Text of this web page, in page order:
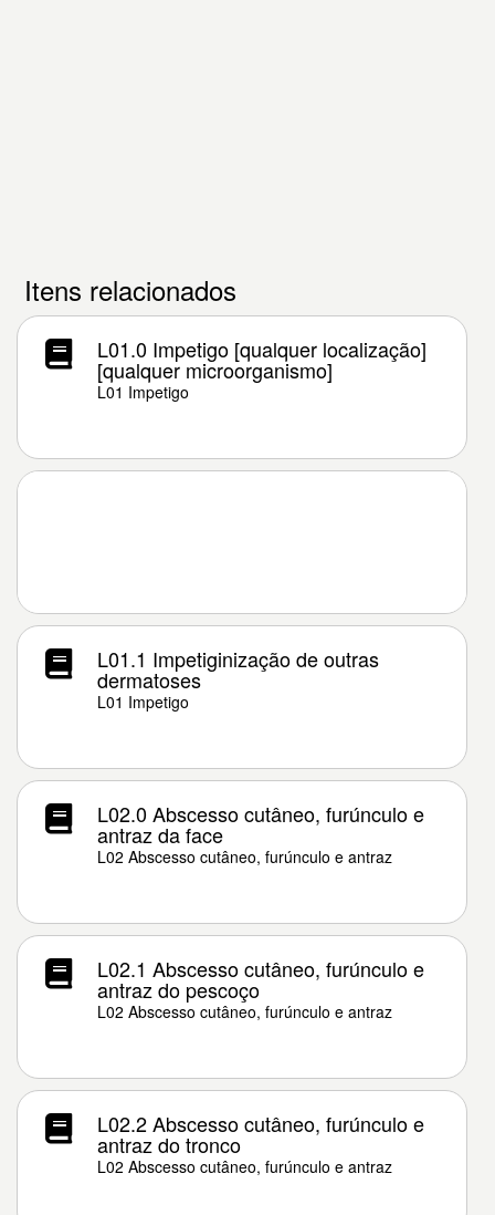
Itens relacionados
L01.0 Impetigo [qualquer localização]
[qualquer microorganismo]
L01 Impetigo
L01.1 Impetiginização de outras
dermatoses
L01 Impetigo
L02.0 Abscesso cutâneo, furúnculo e
antraz da face
L02 Abscesso cutâneo, furúnculo e antraz
L02.1 Abscesso cutâneo, furúnculo e
antraz do pescoço
L02 Abscesso cutâneo, furúnculo e antraz
L02.2 Abscesso cutâneo, furúnculo e
antraz do tronco
L02 Abscesso cutâneo, furúnculo e antraz